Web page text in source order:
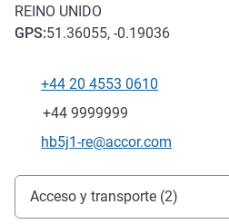
REINO UNIDO
GPS:51.36055, -0.19036
Teléfono
+44 20 4553 0610
Fax
+44 9999999
Correo electrónico de contacto
hb5j1-re@accor.com
Acceso y transporte
Acceso y transporte (2)